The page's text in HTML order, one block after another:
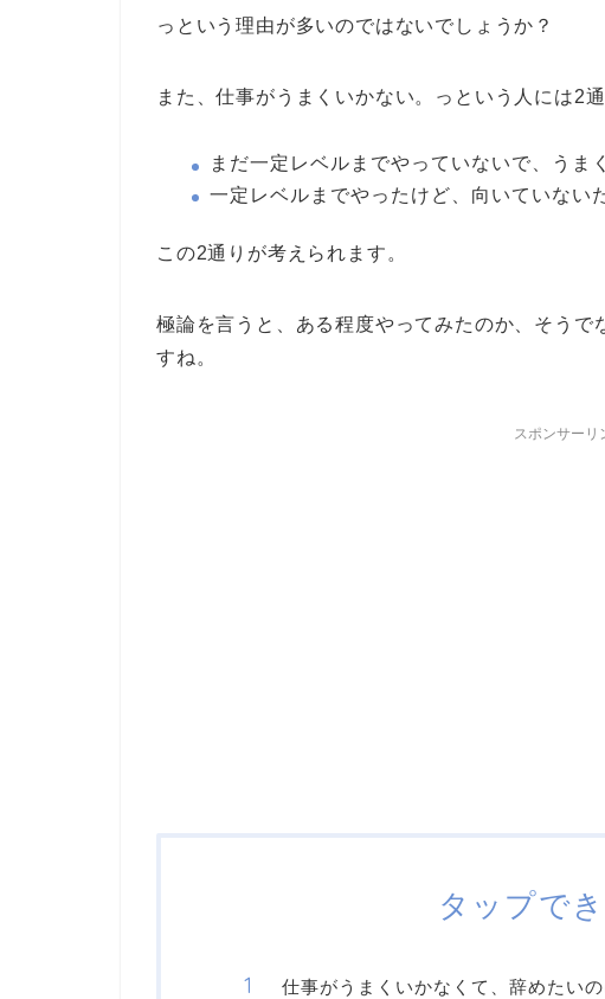
っという理由が多いのではないでしょうか？
また、仕事がうまくいかない。っという人には2
まだ一定レベルまでやっていないで、うま
一定レベルまでやったけど、向いていない
この2通りが考えられます。
極論を言うと、ある程度やってみたのか、そう
すね。
スポンサーリ
タップで
仕事がうまくいかなくて、辞めたい